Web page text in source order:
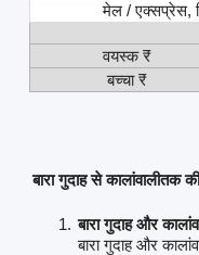
मेल / एक्सप्रेस,
वयस्क ₹
बच्चा ₹
बारा गुदाह से कालांवालीतक
बारा गुदाह और
बारा गुदाह और